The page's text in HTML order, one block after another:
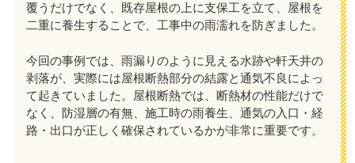
覆うだけでなく、既存屋根の上に支保工を立て、屋根を
二重に養生することで、工事中の雨濡れを防ぎました。
今回の事例では、雨漏りのように見える水跡や軒天井の
剥落が、実際には屋根断熱部分の結露と通気不良によっ
て起きていました。屋根断熱では、断熱材の性能だけで
なく、防湿層の有無、施工時の雨養生、通気の入口・経
路・出口が正しく確保されているかが非常に重要です。